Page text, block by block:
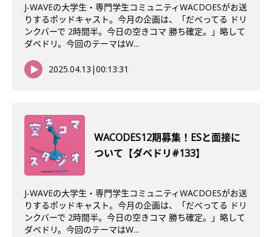
J-WAVEの大学生・専門学生コミュニティWACDOESがお送
りするポッドキャスト。今月の企画は、「だべってる ドリ
ンクバーで 2時間半。今日の空きコマ 勝ち確定。」略して
ダベドリ。今回のテーマはW...
2025.04.13 |00:13:31
WACODES12期募集！ESと面接に
ついて【ダベドリ#133】
J-WAVEの大学生・専門学生コミュニティWACDOESがお送
りするポッドキャスト。今月の企画は、「だべってる ドリ
ンクバーで 2時間半。今日の空きコマ 勝ち確定。」略して
ダベドリ。今回のテーマはW...